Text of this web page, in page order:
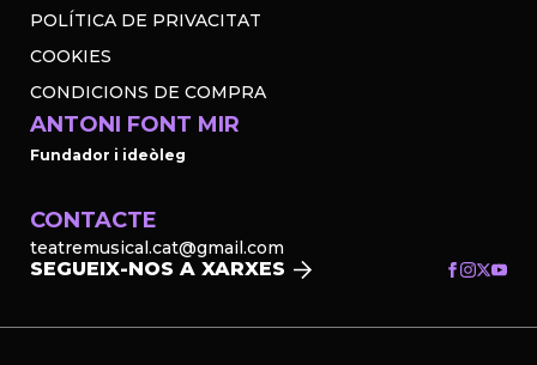
POLÍTICA DE PRIVACITAT
COOKIES
CONDICIONS DE COMPRA
ANTONI FONT MIR
Fundador i ideòleg
CONTACTE
teatremusical.cat@gmail.com
SEGUEIX-NOS A XARXES